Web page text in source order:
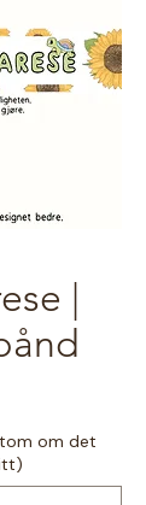
|
om det